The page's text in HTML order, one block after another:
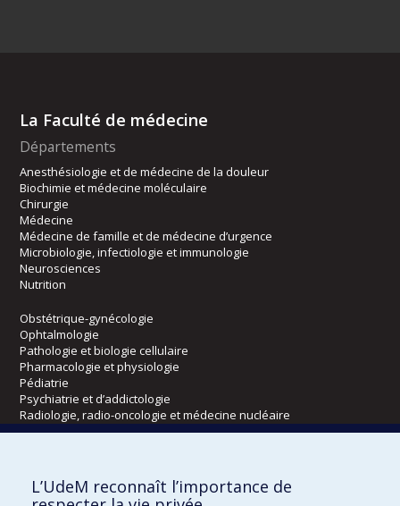
La Faculté de médecine
Départements
Anesthésiologie et de médecine de la douleur
Biochimie et médecine moléculaire
Chirurgie
Médecine
Médecine de famille et de médecine d’urgence
Microbiologie, infectiologie et immunologie
Neurosciences
Nutrition
Obstétrique-gynécologie
Ophtalmologie
Pathologie et biologie cellulaire
Pharmacologie et physiologie
Pédiatrie
Psychiatrie et d’addictologie
Radiologie, radio-oncologie et médecine nucléaire
Kinésiologie et des sciences de l’activité physique
L’UdeM reconnaît l’importance de